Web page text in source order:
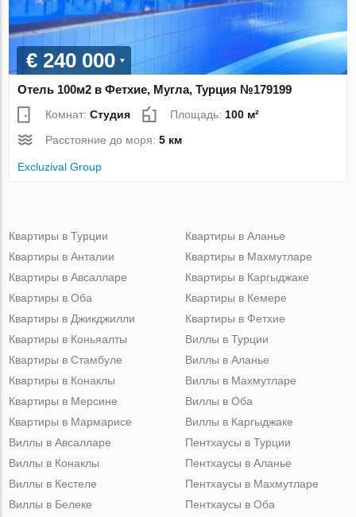
€ 240 000
Отель 100м2 в Фетхие, Мугла, Турция №179199
Комнат:Студия Площадь: 100 м²
Расстояние до моря:5 км
Excluzival Group
Квартиры в Турции
Квартиры в Анталии
Квартиры в Авсалларе
Квартиры в Оба
Квартиры в Джикджилли
Квартиры в Аланье
Квартиры в Махмутларе
Квартиры в Каргыджаке
Квартиры в Кемере
Квартиры в Фетхие
Квартиры в Коньяалты
Квартиры в Стамбуле
Квартиры в Конаклы
Квартиры в Мерсине
Квартиры в Мармарисе
Виллы в Турции
Виллы в Аланье
Виллы в Махмутларе
Виллы в Оба
Виллы в Каргыджаке
Виллы в Авсалларе
Виллы в Конаклы
Виллы в Кестеле
Виллы в Белеке
Пентхаусы в Турции
Пентхаусы в Аланье
Пентхаусы в Махмутларе
Пентхаусы в Оба